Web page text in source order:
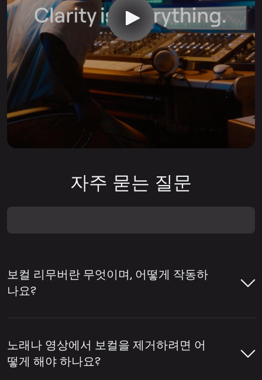
자주 묻는 질문
보컬 리무버란 무엇이며, 어떻게 작동하
나요?
주와 보컬을 분리하는 데 도움을 주는 도구입
니다. 보컬 리무버는 노래방용 트랙 제작, 아카
노래나 영상에서 보컬을 제거하려면 어
떻게 해야 하나요?